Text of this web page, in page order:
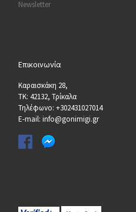
Newsletter
Επικοινωνία
Καραισκάκη 28,
ΤΚ: 42132, Τρίκαλα
Τηλέφωνο: +302431027014
E-mail: info@gonimigi.gr